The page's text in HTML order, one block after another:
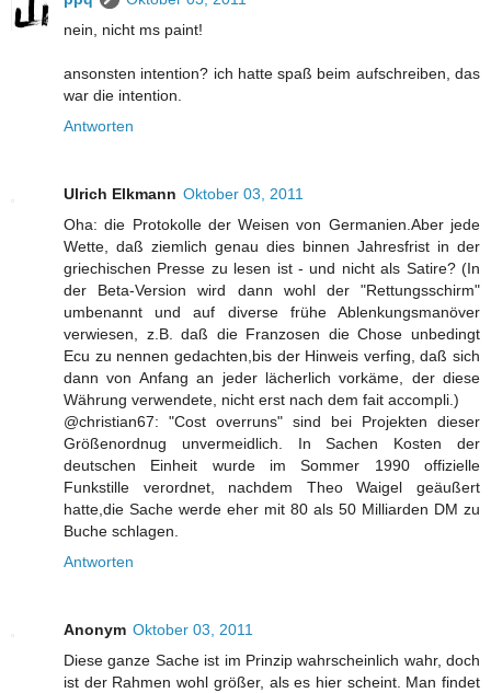
nein, nicht ms paint!
ansonsten intention? ich hatte spaß beim aufschreiben, das
war die intention.
Antworten
Ulrich Elkmann Oktober 03, 2011
Oha: die Protokolle der Weisen von Germanien.Aber jede
Wette, daß ziemlich genau dies binnen Jahresfrist in der
griechischen Presse zu lesen ist - und nicht als Satire? (In
der Beta-Version wird dann wohl der "Rettungsschirm"
umbenannt und auf diverse frühe Ablenkungsmanöver
verwiesen, z.B. daß die Franzosen die Chose unbedingt
Ecu zu nennen gedachten,bis der Hinweis verfing, daß sich
dann von Anfang an jeder lächerlich vorkäme, der diese
Währung verwendete, nicht erst nach dem fait accompli.)
@christian67: "Cost overruns" sind bei Projekten dieser
Größenordnug unvermeidlich. In Sachen Kosten der
deutschen Einheit wurde im Sommer 1990 offizielle
Funkstille verordnet, nachdem Theo Waigel geäußert
hatte,die Sache werde eher mit 80 als 50 Milliarden DM zu
Buche schlagen.
Antworten
Anonym Oktober 03, 2011
Diese ganze Sache ist im Prinzip wahrscheinlich wahr, doch
ist der Rahmen wohl größer, als es hier scheint. Man findet